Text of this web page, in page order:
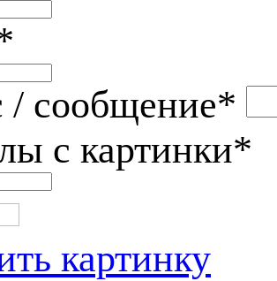
/ сообщение*
с картинки*
картинку